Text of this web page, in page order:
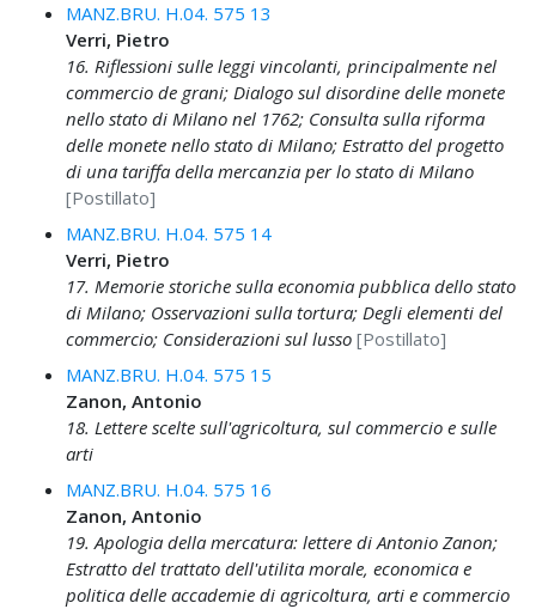
MANZ.BRU. H.04. 575 13
Verri, Pietro
16. Riflessioni sulle leggi vincolanti, principalmente nel
commercio de grani; Dialogo sul disordine delle monete
nello stato di Milano nel 1762; Consulta sulla riforma
delle monete nello stato di Milano; Estratto del progetto
di una tariffa della mercanzia per lo stato di Milano
[Postillato]
MANZ.BRU. H.04. 575 14
Verri, Pietro
17. Memorie storiche sulla economia pubblica dello stato
di Milano; Osservazioni sulla tortura; Degli elementi del
commercio; Considerazioni sul lusso [Postillato]
MANZ.BRU. H.04. 575 15
Zanon, Antonio
18. Lettere scelte sull'agricoltura, sul commercio e sulle
arti
MANZ.BRU. H.04. 575 16
Zanon, Antonio
19. Apologia della mercatura: lettere di Antonio Zanon;
Estratto del trattato dell'utilita morale, economica e
politica delle accademie di agricoltura, arti e commercio